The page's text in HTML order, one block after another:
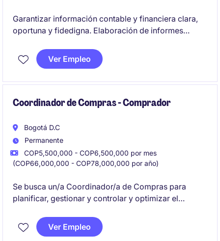
Garantizar información contable y financiera clara,
oportuna y fidedigna. Elaboración de informes
diferentes usuarios de la información, con el objetivo
de apoyar a la toma de decisiones de la compañía en
dar cumplimiento a todas las obligaciones
Ver Empleo
Coordinador de Compras - Comprador
Bogotá D.C
Permanente
COP5,500,000 - COP6,500,000 por mes
(COP66,000,000 - COP78,000,000 por año)
Se busca un/a Coordinador/a de Compras para
planificar, gestionar y controlar y optimizar el
insumos y repuestos en el sector industrial y de
manufactura. Este rol requiere habilidades
Ver Empleo